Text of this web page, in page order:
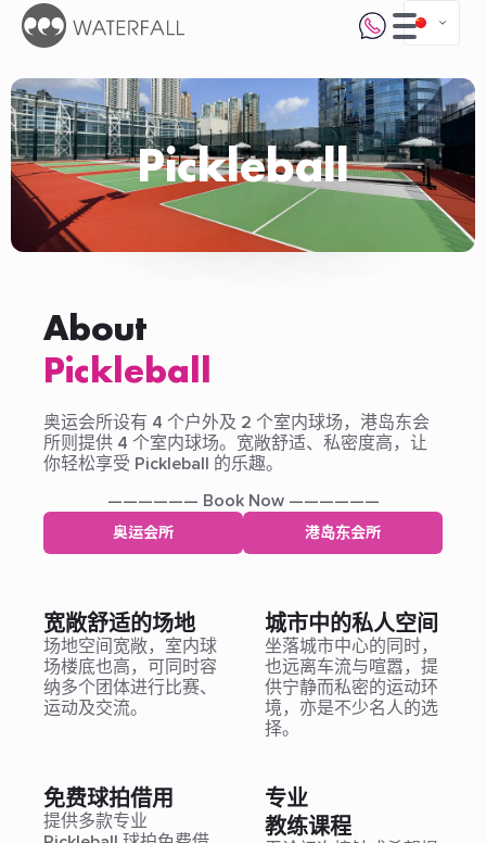
Pickleball
About
Pickleball
奥运会所设有 4 个户外及 2 个室内球场，港岛东会
所则提供 4 个室内球场。宽敞舒适、私密度高，让
你轻松享受 Pickleball 的乐趣。
—————— Book Now ——————
奥运会所
港岛东会所
宽敞舒适的场地
场地空间宽敞，室内球
场楼底也高，可同时容
纳多个团体进行比赛、
运动及交流。
城市中的私人空间
坐落城市中心的同时，
也远离车流与喧嚣，提
供宁静而私密的运动环
境，亦是不少名人的选
择。
免费球拍借用
提供多款专业
专业
教练课程